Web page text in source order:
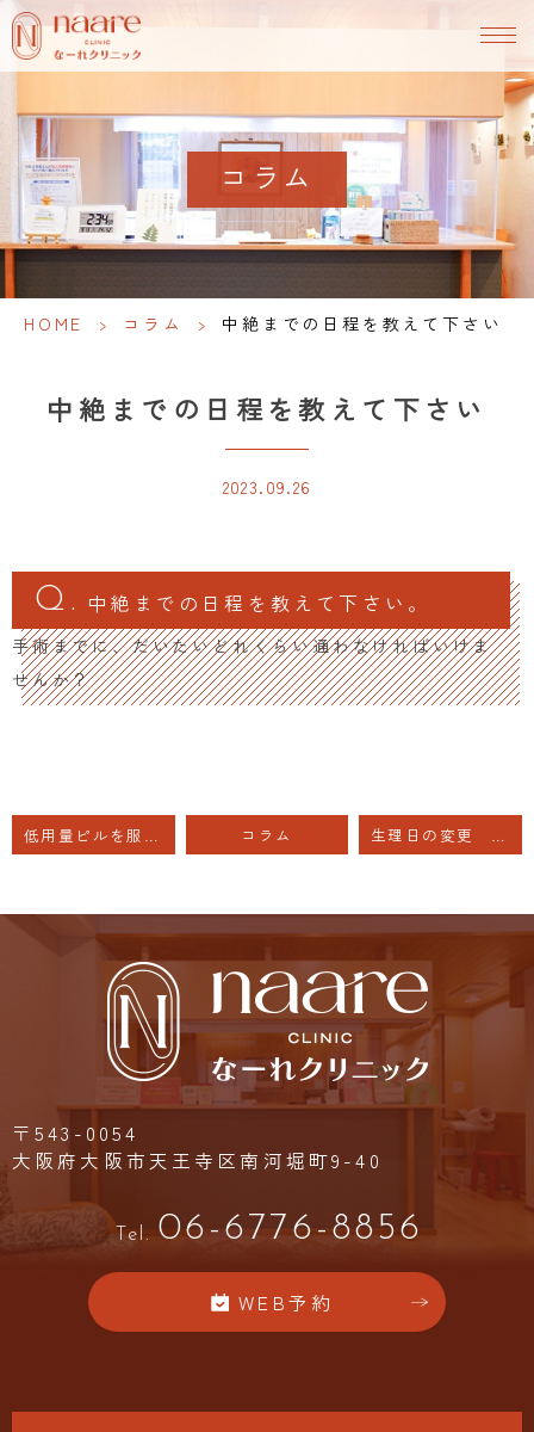
コラム
HOME > コラム > 中絶までの日程を教えて下さい
中絶までの日程を教えて下さい
2023.09.26
中絶までの日程を教えて下さい。
手術までに、だいたいどれくらい通わなければいけま
せんか？
低用量ピルを服用した方が良いでしょうか？ 子宮全摘の方 コラム 生理日の変更 受診する時期
〒543-0054
大阪府大阪市天王寺区南河堀町9-40
Tel. 06-6776-8856
WEB予約